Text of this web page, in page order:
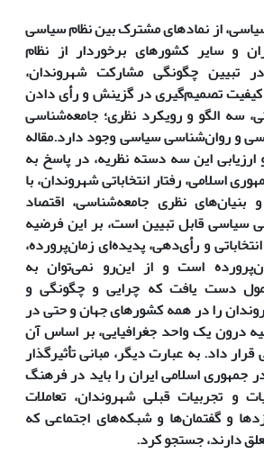
از نمادهای‌ مشترک‌ بین نظام‌ سیاسی‌
و سایر کشورهای برخوردار از نظام
تبیین‌ چگونگی‌ مشارکت‌ شهروندان‌‌،
تصمیم‌گیری‌ در گزینش‌ و رأی‌ دادن‌
سه الگو و رویکرد نظری؛ جامعه‌شناسی
و روان‌شناسی سیاسی وجود دارد.مقاله
این سه دسته نظریه‌، در پاسخ به
اسلامی، رفتار انتخاباتی شهروندان، با
بنیان‌های نظری جامعه‌شناسی، اقتصاد
سیاسی قابل تبیین است، بر این فرضیه
و رأی‌دهی، پدیده‌ای زمان‌پرورده،
است و از این‌رو نمی‌توان به
دست یافت که چرایی و چگونگی و
را در همه کشورهای جهان و حتی در
درون یک واحد جغرافیایی، بر اساس آن
قرار داد. به ‌عبارت دیگر، مبانی تأثیر‌گذار
جمهوری اسلامی ایران را باید در فرهنگ
و تجربیات قبلی شهروندان، تعاملات
و گفتمان‌ها و شبکه‌های اجتماعی که
دارند، جستجو کرد‌.